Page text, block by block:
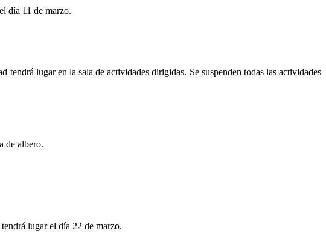
día 11 de marzo.
lugar en la sala de actividades dirigidas. Se suspenden todas las actividades
de albero.
lugar el día 22 de marzo.